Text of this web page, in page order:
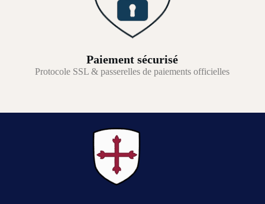
Paiement sécurisé
Protocole SSL & passerelles de paiements officielles